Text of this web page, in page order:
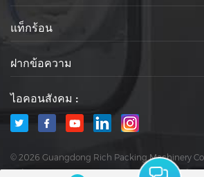
แท็กร้อน
ฝากข้อความ
ไอคอนสังคม :
© 2026 Guangdong Rich Packing Machinery
แผนผังไซต์ นโยบายความเป็นส่ว